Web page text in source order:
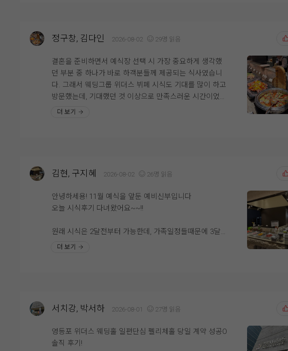
예식이 얼마 남지 않은 시점에서 웨딩홀 분위기와 연회장
뒤 이곳에서 소중한 분들을 모시고 식을 올린다고 생각하
니 설레기도 하고 긴장도 됐어요.
웨딩그룹위더스 영등포에서 예식을 준비하고 계신 예신,
예랑분들이라면 꼭 시식해보시는 걸 추천드려요. 직접 맛
그 전에 본 식장을 해야겠다고 생각하고 큰 기대 없이 왔는
하게 되었네요 ㅎㅎ
엘베와 주차가 힘들다는 말이 많아서 조금 걱정이지만 ㅜ
그래도 아주 합리적으로 계약했다는 생각이들었어여!!
정구창, 김다인 2026-08-02 29명 읽음
결혼을 준비하면서 예식장 선택 시 가장 중요하게 생각했
던 부분 중 하나가 바로 하객분들께 제공되는 식사였습니
다. 그래서 웨딩그룹 위더스 뷔페 시식도 기대를 많이 하고
방문했는데, 기대했던 것 이상으로 만족스러운 시간이었습
니다. 전체적으로 음식 가짓수가 정말 다양했고, 한식·중식·
신선해서 만족스러웠습니다. 즉석에서 바로 만들어 주시는
메뉴는 따뜻하게 즐길 수 있어 더욱 좋았고, 디저트 코너에
마무리까지 기분 좋게 할 수 있었습니다. 음식 간도 너무
자극적이지 않아 어르신들께서도 부담 없이 드실 수 있을
채워주셔서 끝까지 쾌적한 환경에서 식사를 즐길 수 있었
는 믿음이 생겼습니다.
더 보기
김현, 구지혜 2026-08-02 26명 읽음
안녕하세용! 11월 예식을 앞둔 예비신부입니다
오늘 시식후기 다녀왔어요~~!!
원래 시식은 2달전부터 가능한데, 가족일정들때문에 3달전
에 가능한지 양해를 구했는데 일정 맞춰주셔서 감사하게도
간도 너무 쎄지 않으면서 어른들도 어린아이들도 좋아할
수 있게 적당한 간으로 잘 되어 있어서 같이 시식한 가족들
더 보기
서치강, 박서하 2026-08-01 27명 읽음
영등포 위더스 웨딩홀 일편단심 펠리체홀 당일 계약 성공O
솔직 후기!